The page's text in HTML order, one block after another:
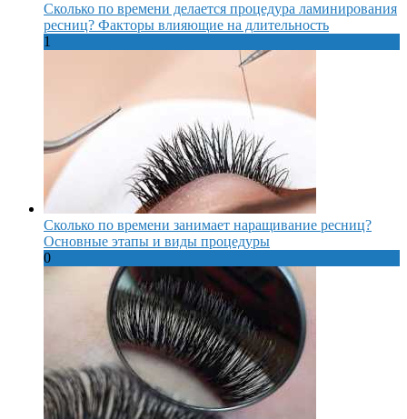
Сколько по времени делается процедура ламинирования
ресниц? Факторы влияющие на длительность
1
Сколько по времени занимает наращивание ресниц?
Основные этапы и виды процедуры
0